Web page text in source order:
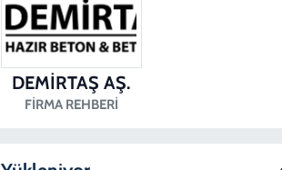
DEMİRTAŞ AŞ.
FIRMA REHBERI